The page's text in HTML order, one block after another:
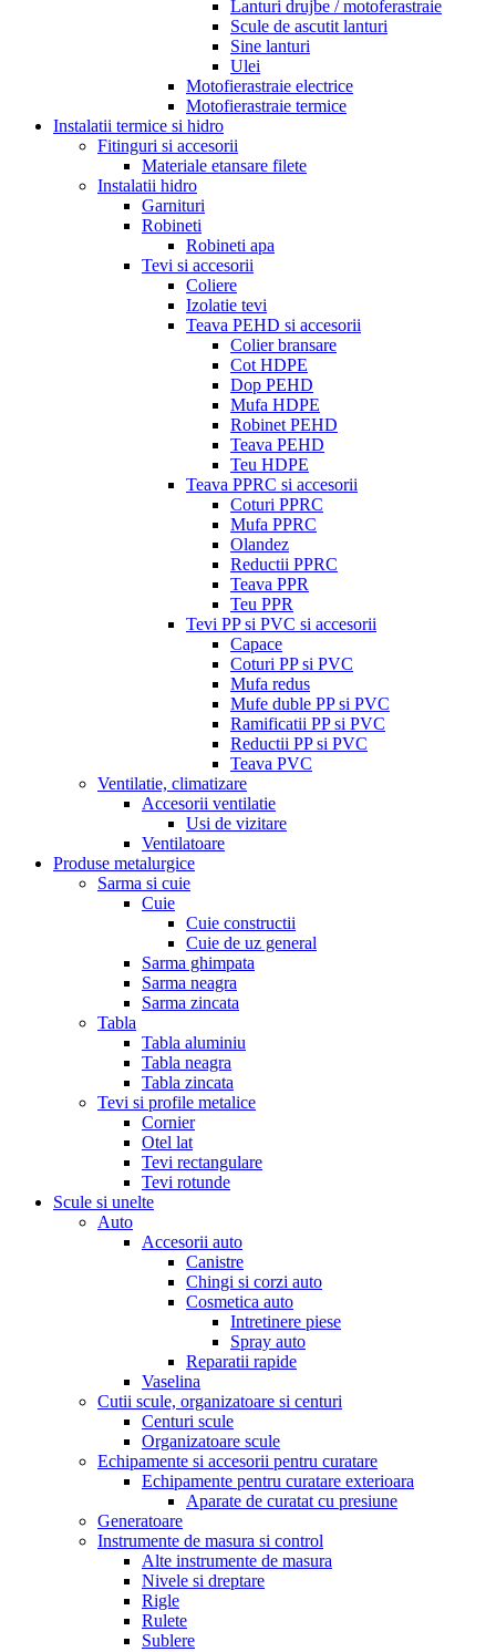
Lanturi drujbe / motoferastraie
Scule de ascutit lanturi
Sine lanturi
Ulei
Motofierastraie electrice
Motofierastraie termice
Instalatii termice si hidro
Fitinguri si accesorii
Materiale etansare filete
Instalatii hidro
Garnituri
Robineti
Robineti apa
Tevi si accesorii
Coliere
Izolatie tevi
Teava PEHD si accesorii
Colier bransare
Cot HDPE
Dop PEHD
Mufa HDPE
Robinet PEHD
Teava PEHD
Teu HDPE
Teava PPRC si accesorii
Coturi PPRC
Mufa PPRC
Olandez
Reductii PPRC
Teava PPR
Teu PPR
Tevi PP si PVC si accesorii
Capace
Coturi PP si PVC
Mufa redus
Mufe duble PP si PVC
Ramificatii PP si PVC
Reductii PP si PVC
Teava PVC
Ventilatie, climatizare
Accesorii ventilatie
Usi de vizitare
Ventilatoare
Produse metalurgice
Sarma si cuie
Cuie
Cuie constructii
Cuie de uz general
Sarma ghimpata
Sarma neagra
Sarma zincata
Tabla
Tabla aluminiu
Tabla neagra
Tabla zincata
Tevi si profile metalice
Cornier
Otel lat
Tevi rectangulare
Tevi rotunde
Scule si unelte
Auto
Accesorii auto
Canistre
Chingi si corzi auto
Cosmetica auto
Intretinere piese
Spray auto
Reparatii rapide
Vaselina
Cutii scule, organizatoare si centuri
Centuri scule
Organizatoare scule
Echipamente si accesorii pentru curatare
Echipamente pentru curatare exterioara
Aparate de curatat cu presiune
Generatoare
Instrumente de masura si control
Alte instrumente de masura
Nivele si dreptare
Rigle
Rulete
Sublere